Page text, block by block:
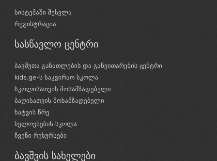
სისტემაში შესვლა
რეგისტრაცია
სასწავლო ცენტრი
ბავშვთა განათლების და განვითარების ცენტრი
kids.ge-ს საკვირაო სკოლა
სკოლისათვის მოსამზადებელი
ბაღისათვის მოსამზადებელი
ხატვის წრე
ხელოვნების სკოლა
ჩვენი რესურსები
ბავშვის სახელები